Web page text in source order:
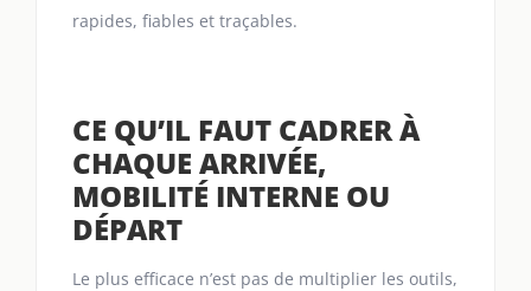
rapides, fiables et traçables.
CE QU’IL FAUT CADRER À
CHAQUE ARRIVÉE,
MOBILITÉ INTERNE OU
DÉPART
Le plus efficace n’est pas de multiplier les outils,